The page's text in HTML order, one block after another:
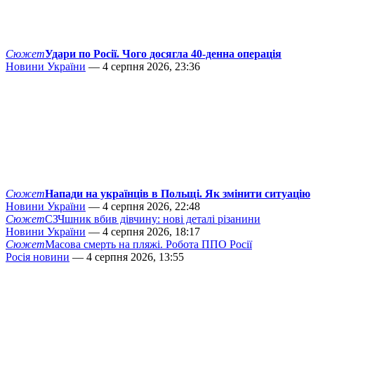
СюжетУдари по Росії. Чого досягла 40-денна операція
Новини України — 4 серпня 2026, 23:36
СюжетНапади на українців в Польщі. Як змінити ситуацію
Новини України — 4 серпня 2026, 22:48
СюжетСЗЧшник вбив дівчину: нові деталі різанини
Новини України — 4 серпня 2026, 18:17
СюжетМасова смерть на пляжі. Робота ППО Росії
Росія новини — 4 серпня 2026, 13:55